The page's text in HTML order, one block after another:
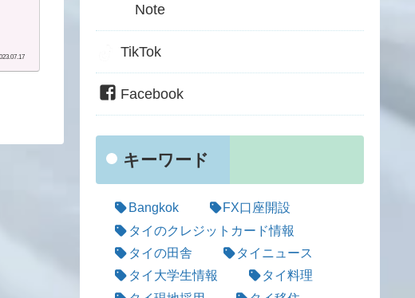
Note
TikTok
Facebook
キーワード
Bangkok
FX口座開設
タイのクレジットカード情報
タイの田舎
タイニュース
タイ大学生情報
タイ料理